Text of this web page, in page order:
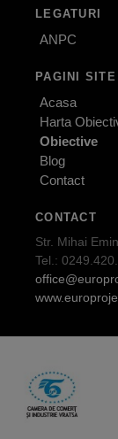
LEGATURI
ANPC
PAGINI SITE
Acasa
Harta
Obiective
Blog
Contact
CONTACT
Str. Mihai
Tel.: